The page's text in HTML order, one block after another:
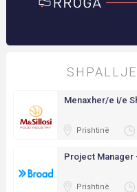
Menaxher/e i/e
Prishtinë
Project Manager
Prishtinë